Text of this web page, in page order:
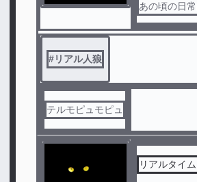
あの頃の日
#リアル人狼
テルモピュモピュ
リアルタイ